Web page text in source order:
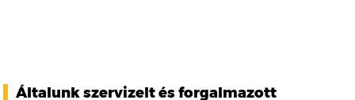
Általunk szervizelt és forgalmazott